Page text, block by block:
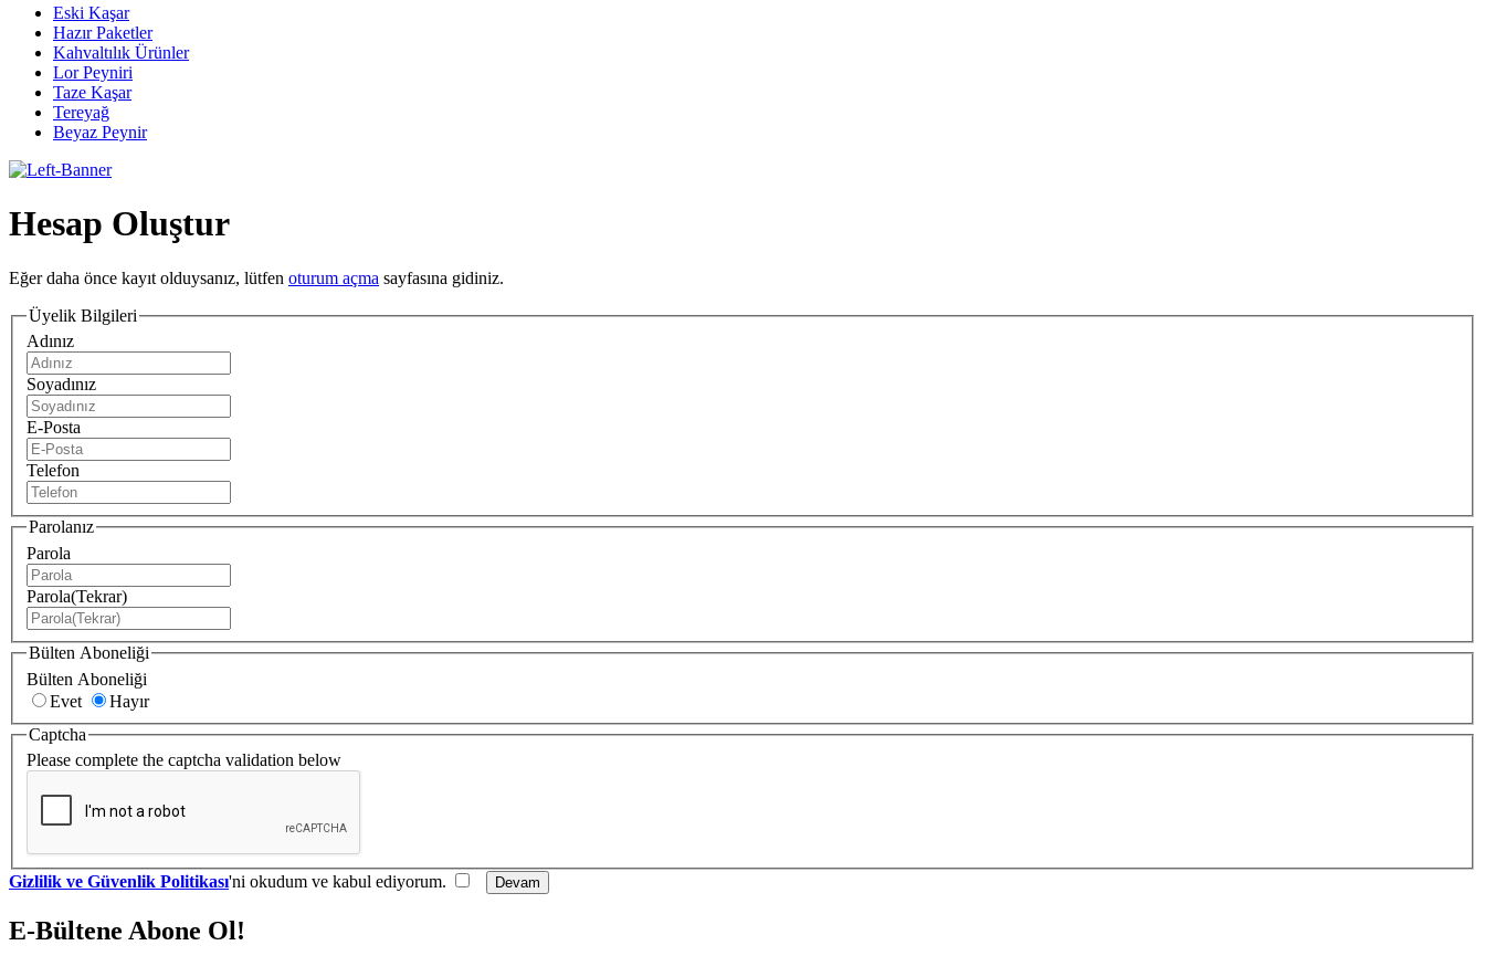
Eski Kaşar
Hazır Paketler
Kahvaltılık Ürünler
Lor Peyniri
Taze Kaşar
Tereyağ
Beyaz Peynir
Hesap Oluştur
Eğer daha önce kayıt olduysanız, lütfen oturum açma sayfasına gidiniz.
Üyelik Bilgileri
Adınız
Soyadınız
E-Posta
Telefon
Parolanız
Parola
Parola(Tekrar)
Bülten Aboneliği
Bülten Aboneliği
Evet
Hayır
Captcha
Please complete the captcha validation below
Gizlilik ve Güvenlik Politikası'ni okudum ve kabul ediyorum.
E-Bültene Abone Ol!